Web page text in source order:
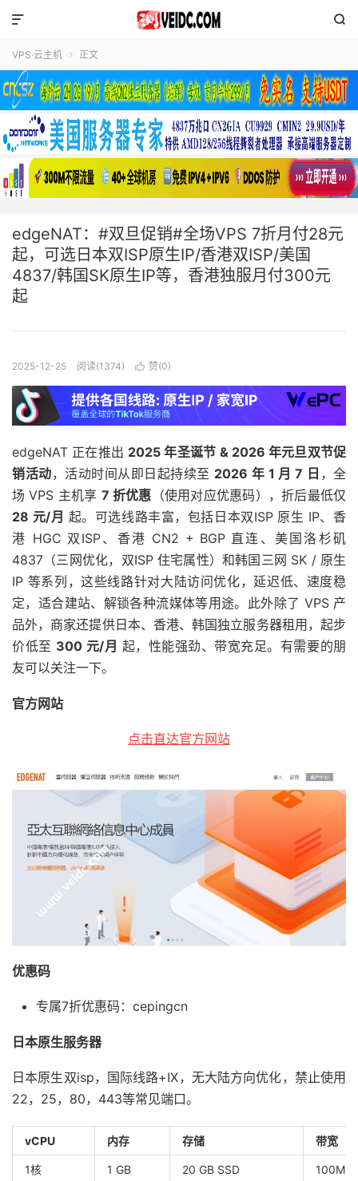


VPS·云主机  正文
edgeNAT：#双旦促销#全场VPS 7折月付28元
起，可选日本双ISP原生IP/香港双ISP/美国
4837/韩国SK原生IP等，香港独服月付300元
起
2025-12-25 阅读(1374)  赞(0)
edgeNAT 正在推出 2025 年圣诞节 & 2026 年元旦双节促
销活动，活动时间从即日起持续至 2026 年 1 月 7 日 ，全
场 VPS 主机享 7 折优惠 （使用对应优惠码），折后最低仅
28 元/月 起。可选线路丰富，包括日本双ISP 原生 IP、香
港 HGC 双ISP、香港 CN2 + BGP 直连、美国洛杉矶
4837（三网优化，双ISP 住宅属性）和韩国三网 SK / 原生
IP 等系列，这些线路针对大陆访问优化，延迟低、速度稳
定，适合建站、解锁各种流媒体等用途。此外除了 VPS 产
品外，商家还提供日本、香港、韩国独立服务器租用，起步
价低至 300 元/月 起，性能强劲、带宽充足。有需要的朋
友可以关注一下。
官方网站
点击直达官方网站
优惠码
专属7折优惠码：cepingcn
日本原生服务器
日本原生双isp，国际线路+IX，无大陆方向优化，禁止使用
22，25，80，443等常见端口。
vCPU 内存 存储 带宽
1核 1 GB 20 GB SSD